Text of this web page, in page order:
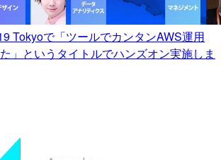
Tokyoで「ツールでカンタンAWS運用
」というタイトルでハンズオン実施しま